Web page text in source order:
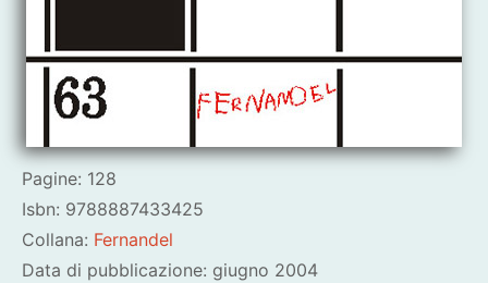
Pagine: 128
Isbn: 9788887433425
Collana: Fernandel
Data di pubblicazione: giugno 2004